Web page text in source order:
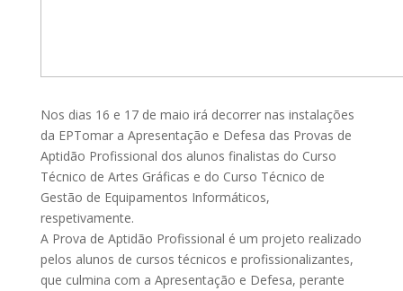
Nos dias 16 e 17 de maio irá decorrer nas instalações
da EPTomar a Apresentação e Defesa das Provas de
Aptidão Profissional dos alunos finalistas do Curso
Técnico de Artes Gráficas e do Curso Técnico de
Gestão de Equipamentos Informáticos,
respetivamente.
A Prova de Aptidão Profissional é um projeto realizado
pelos alunos de cursos técnicos e profissionalizantes,
que culmina com a Apresentação e Defesa, perante